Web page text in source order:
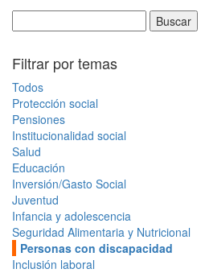
Filtrar por temas
Todos
Protección social
Pensiones
Institucionalidad social
Salud
Educación
Inversión/Gasto Social
Juventud
Infancia y adolescencia
Seguridad Alimentaria y Nutricional
Personas con discapacidad
Inclusión laboral